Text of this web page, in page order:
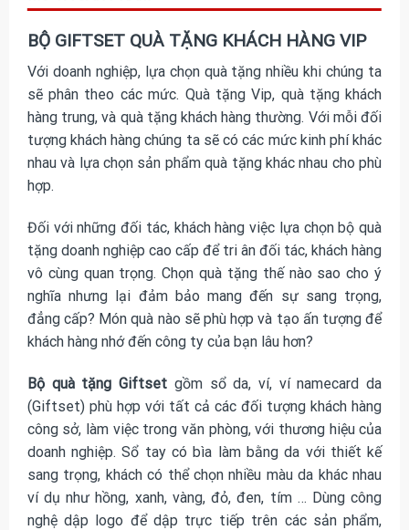
BỘ GIFTSET QUÀ TẶNG KHÁCH HÀNG VIP
Với doanh nghiệp, lựa chọn quà tặng nhiều khi chúng ta
sẽ phân theo các mức. Quà tặng Vip, quà tặng khách
hàng trung, và quà tặng khách hàng thường. Với mỗi đối
tượng khách hàng chúng ta sẽ có các mức kinh phí khác
nhau và lựa chọn sản phẩm quà tặng khác nhau cho phù
hợp.
Đối với những đối tác, khách hàng việc lựa chọn bộ quà
tặng doanh nghiệp cao cấp để tri ân đối tác, khách hàng
vô cùng quan trọng. Chọn quà tặng thế nào sao cho ý
nghĩa nhưng lại đảm bảo mang đến sự sang trọng,
đẳng cấp? Món quà nào sẽ phù hợp và tạo ấn tượng để
khách hàng nhớ đến công ty của bạn lâu hơn?
Bộ quà tặng Giftset gồm sổ da, ví, ví namecard da
(Giftset) phù hợp với tất cả các đối tượng khách hàng
công sở, làm việc trong văn phòng, với thương hiệu của
doanh nghiệp. Sổ tay có bìa làm bằng da với thiết kế
sang trọng, khách có thể chọn nhiều màu da khác nhau
ví dụ như hồng, xanh, vàng, đỏ, đen, tím … Dùng công
nghệ dập logo để dập trực tiếp trên các sản phẩm,